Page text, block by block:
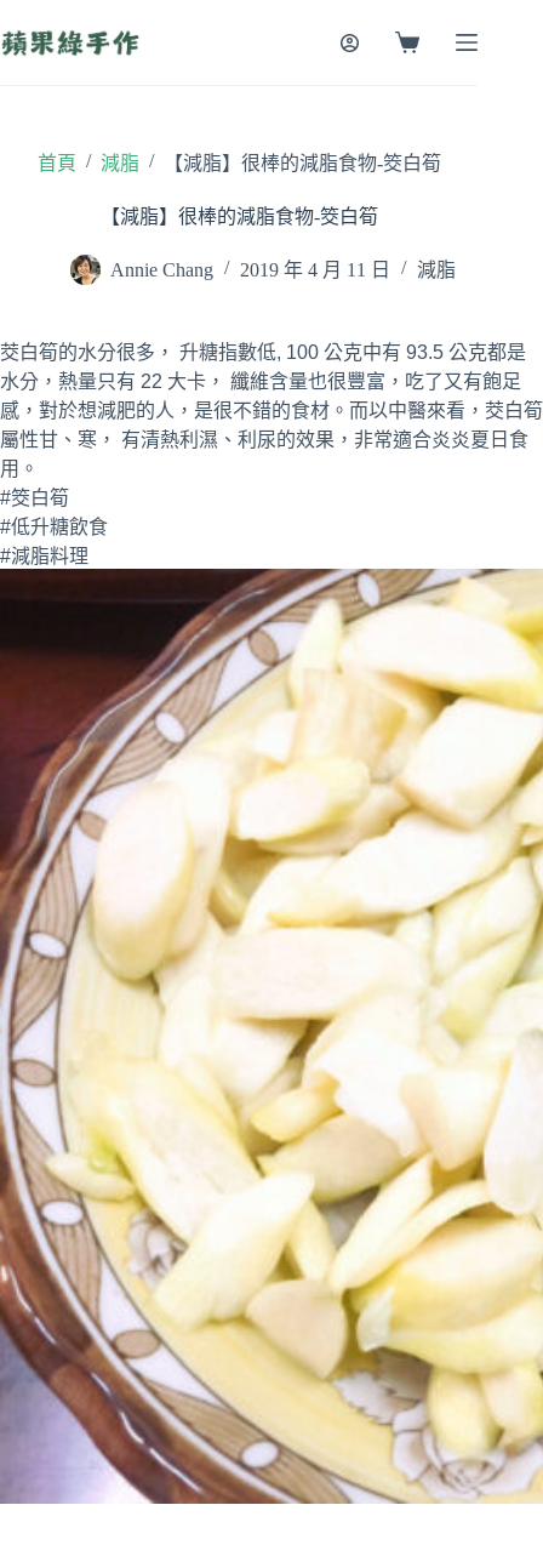
至
購
首頁 / 減脂 / 【減脂】很棒的減脂食物-筊白筍
【減脂】很棒的減脂食物-筊白筍
Annie Chang 2019 年 4 月 11 日 減脂
茭白筍的水分很多， 升糖指數低, 100 公克中有 93.5 公克都是
水分，熱量只有 22 大卡， 纖維含量也很豐富，吃了又有飽足
感，對於想減肥的人，是很不錯的食材。而以中醫來看，茭白筍
屬性甘、寒， 有清熱利濕、利尿的效果，非常適合炎炎夏日食
用。
#筊白筍
#低升糖飲食
#減脂料理